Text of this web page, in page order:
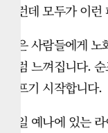
그런데 모두가 이
많은 사람들에게
처럼 느껴집니다.
아프기 시작합니다.
독일 예나에 있는